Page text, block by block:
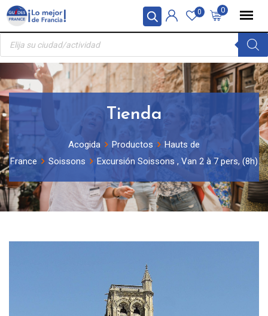
Panel de gestión de cookies
Skip
content
0
0
Búsqueda
productos
Tienda
Acogida Productos
Hauts de
France
Soissons Excursión Soissons , Van 2 à 7 pers, (8h)